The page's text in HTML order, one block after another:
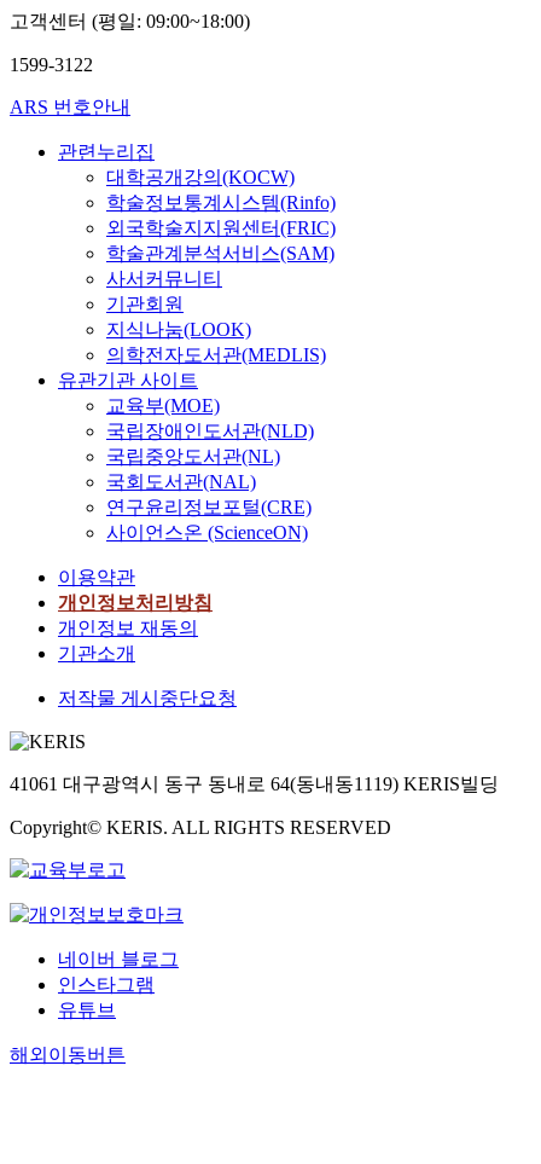
고객센터 (평일: 09:00~18:00)
1599-3122
ARS 번호안내
관련누리집
대학공개강의(KOCW)
학술정보통계시스템(Rinfo)
외국학술지지원센터(FRIC)
학술관계분석서비스(SAM)
사서커뮤니티
기관회원
지식나눔(LOOK)
의학전자도서관(MEDLIS)
유관기관 사이트
교육부(MOE)
국립장애인도서관(NLD)
국립중앙도서관(NL)
국회도서관(NAL)
연구윤리정보포털(CRE)
사이언스온 (ScienceON)
이용약관
개인정보처리방침
개인정보 재동의
기관소개
저작물 게시중단요청
41061 대구광역시 동구 동내로 64(동내동1119) KERIS빌딩
Copyright© KERIS. ALL RIGHTS RESERVED
네이버 블로그
인스타그램
유튜브
해외이동버튼